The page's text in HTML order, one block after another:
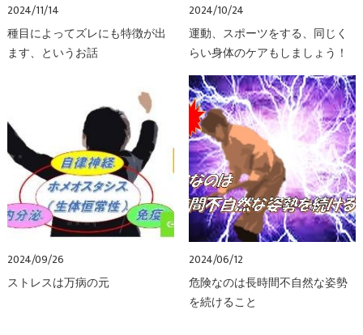
2024/11/14
種目によってズレにも特徴が出
ます、というお話
2024/10/24
運動、スポーツをする、同じく
らい身体のケアもしましょう！
2024/09/26
ストレスは万病の元
2024/06/12
危険なのは長時間不自然な姿勢
を続けること